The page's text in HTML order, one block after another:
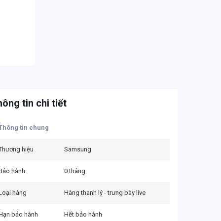
tin chi tiết
tin chung
hiệu Samsung
hành 0 tháng
hàng Hàng thanh lý - trưng bày live
bảo hành Hết bảo hành